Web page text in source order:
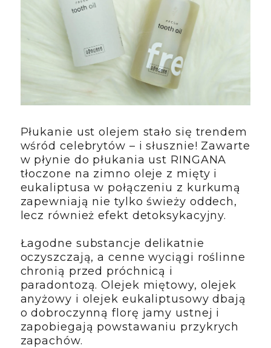
Płukanie ust olejem stało się trendem
wśród celebrytów – i słusznie! Zawarte
w płynie do płukania ust RINGANA
tłoczone na zimno oleje z mięty i
eukaliptusa w połączeniu z kurkumą
zapewniają nie tylko świeży oddech,
lecz również efekt detoksykacyjny.
Łagodne substancje delikatnie
oczyszczają, a cenne wyciągi roślinne
chronią przed próchnicą i
paradontozą. Olejek miętowy, olejek
anyżowy i olejek eukaliptusowy dbają
o dobroczynną florę jamy ustnej i
zapobiegają powstawaniu przykrych
zapachów.